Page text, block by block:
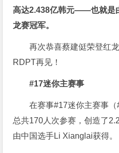
高达2.438亿韩元——也就是
龙赛冠军。
再次恭喜蔡建侹荣登红
RDPT再见！
#17迷你主赛事
在赛事#17迷你主赛事（
总共170人次参赛，创造了
由中国选手Li Xianglai获得。